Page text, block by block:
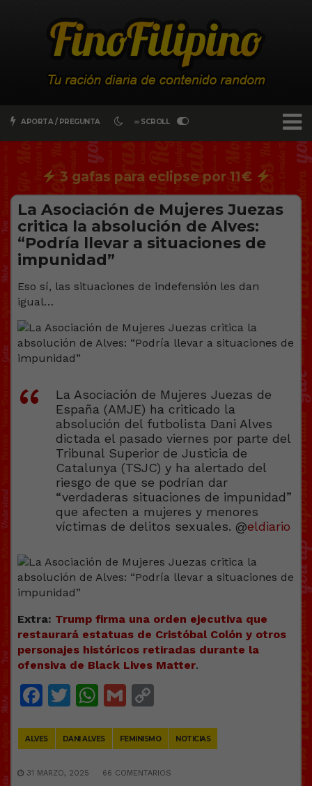
APORTA / PREGUNTA ∞ SCROLL
3 gafas para eclipse por 11€
La Asociación de Mujeres Juezas
critica la absolución de Alves:
“Podría llevar a situaciones de
impunidad”
Eso sí, las situaciones de indefensión les dan
igual…
La Asociación de Mujeres Juezas de
España (AMJE) ha criticado la
absolución del futbolista Dani Alves
dictada el pasado viernes por parte del
Tribunal Superior de Justicia de
Catalunya (TSJC) y ha alertado del
riesgo de que se podrían dar
“verdaderas situaciones de impunidad”
que afecten a mujeres y menores
víctimas de delitos sexuales. @eldiario
Extra: Trump firma una orden ejecutiva que
restaurará estatuas de Cristóbal Colón y otros
personajes históricos retiradas durante la
ofensiva de Black Lives Matter.
Facebook
Twitter
WhatsApp
Gmail
ALVES DANI ALVES FEMINISMO NOTICIAS
31 MARZO, 2025 66 COMENTARIOS